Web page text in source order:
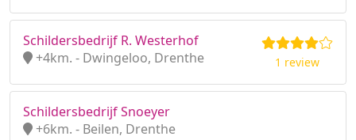
Schildersbedrijf R. Westerhof
+4km. - Dwingeloo, Drenthe
1 review
Schildersbedrijf Snoeyer
+6km. - Beilen, Drenthe